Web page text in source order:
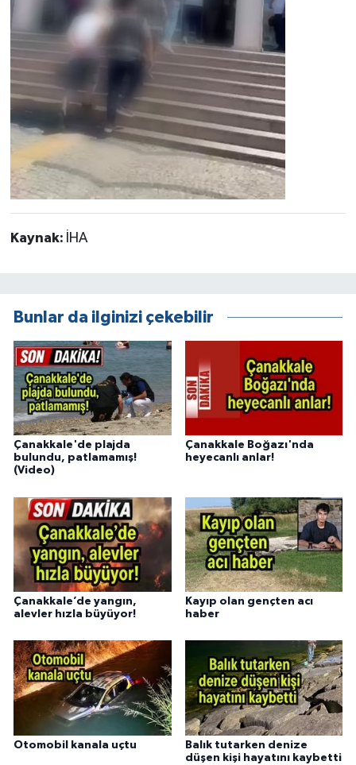
Kaynak: İHA
Bunlar da ilginizi çekebilir
Çanakkale'de plajda
bulundu, patlamamış!
(Video)
Çanakkale Boğazı'nda
heyecanlı anlar!
Çanakkale’de yangın,
alevler hızla büyüyor!
Kayıp olan gençten acı
haber
Otomobil kanala uçtu
Balık tutarken denize
düşen kişi hayatını kaybetti